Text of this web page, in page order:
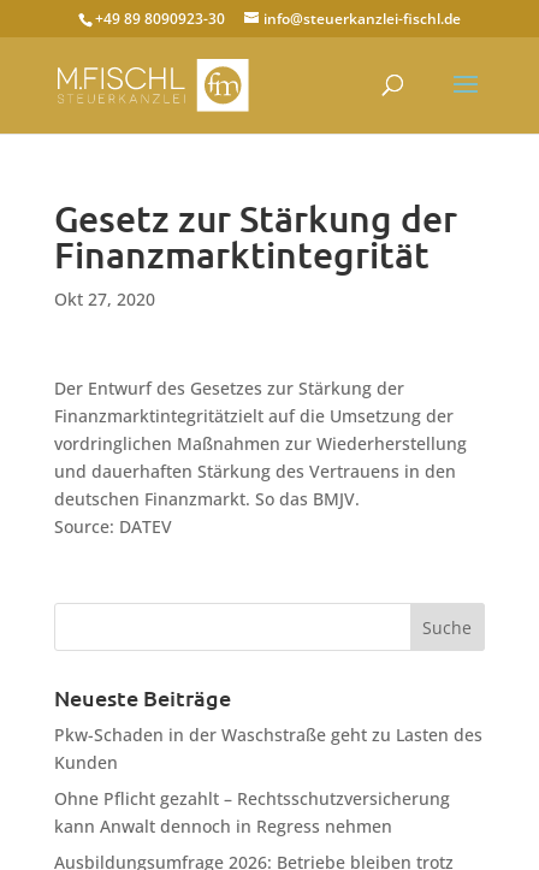
+49 89 8090923-30 info@steuerkanzlei-fischl.de
Gesetz zur Stärkung der
Finanzmarktintegrität
Okt 27, 2020
Der Entwurf des Gesetzes zur Stärkung der
Finanzmarktintegritätzielt auf die Umsetzung der
vordringlichen Maßnahmen zur Wiederherstellung
und dauerhaften Stärkung des Vertrauens in den
deutschen Finanzmarkt. So das BMJV.
Source: DATEV
Neueste Beiträge
Pkw-Schaden in der Waschstraße geht zu Lasten des
Kunden
Ohne Pflicht gezahlt – Rechtsschutzversicherung
kann Anwalt dennoch in Regress nehmen
Ausbildungsumfrage 2026: Betriebe bleiben trotz